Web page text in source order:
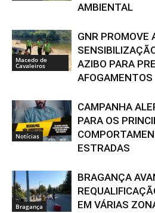
AMBIENTAL
Macedo de
Cavaleiros
GNR PROMOVE
AZIBO PARA
AFOGAMENTOS
Notícias
CAMPANHA
PARA OS
ESTRADAS
Bragança
BRAGANÇA
EM VÁRIAS